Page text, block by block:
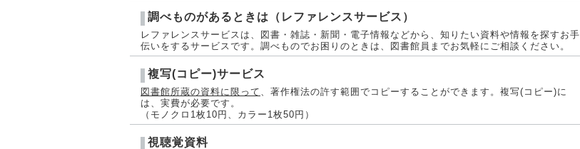
調べものがあるときは（レファレンスサービス）
レファレンスサービスは、図書・雑誌・新聞・電子情報などから、知りたい資料や情報を探すお手
伝いをするサービスです。調べものでお困りのときは、図書館員までお気軽にご相談ください。
複写(コピー)サービス
図書館所蔵の資料に限って
、著作権法の許す範囲でコピーすることができます。複写(コピー)に
は、実費が必要です。
（モノクロ1枚10円、カラー1枚50円）
視聴覚資料